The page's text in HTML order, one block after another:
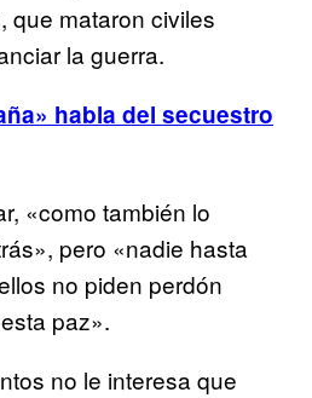
que mataron civiles
la guerra.
habla del secuestro
«como también lo
pero «nadie hasta
no piden perdón
paz».
no le interesa que